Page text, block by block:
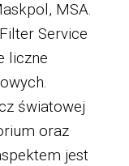
MSA.
Service
liczne
światowej
oraz
jest